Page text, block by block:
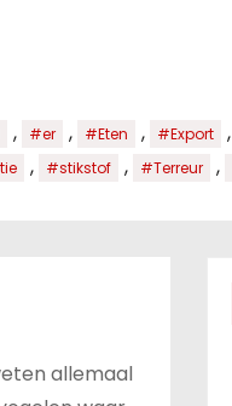
, #er , #Eten , #Export ,
, #stikstof , #Terreur ,
allemaal